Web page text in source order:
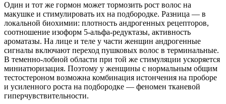
Один и тот же гормон может тормозить рост волос на
макушке и стимулировать их на подбородке. Разница — в
локальной биохимии: плотность андрогенных рецепторов,
соотношение изоформ 5‑альфа‑редуктазы, активность
ароматазы. На лице и теле у части женщин андрогенные
сигналы включают переход пушковых волос в терминальные.
В теменно‑лобной области при той же стимуляции ускоряется
миниатюризация. Поэтому у женщины с нормальным общим
тестостероном возможна комбинация истончения на проборе
и усиленного роста на подбородке — феномен тканевой
гиперчувствительности.